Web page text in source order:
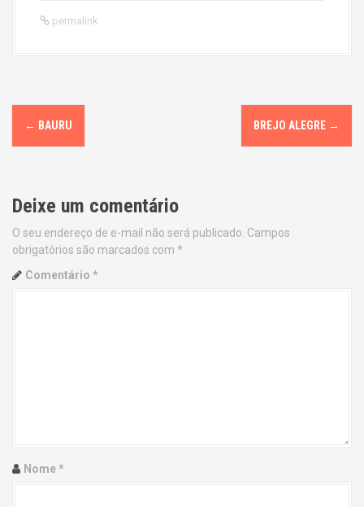
permalink
P
o
t
n
a
i
← BAURU BREJO ALEGRE →
Deixe um comentário
O seu endereço de e-mail não será publicado. Campos
obrigatórios são marcados com *
Comentário *
Nome*